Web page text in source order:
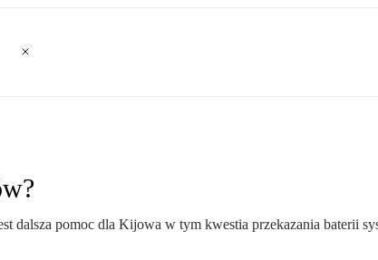
dalsza pomoc dla Kijowa w tym kwestia przekazania baterii